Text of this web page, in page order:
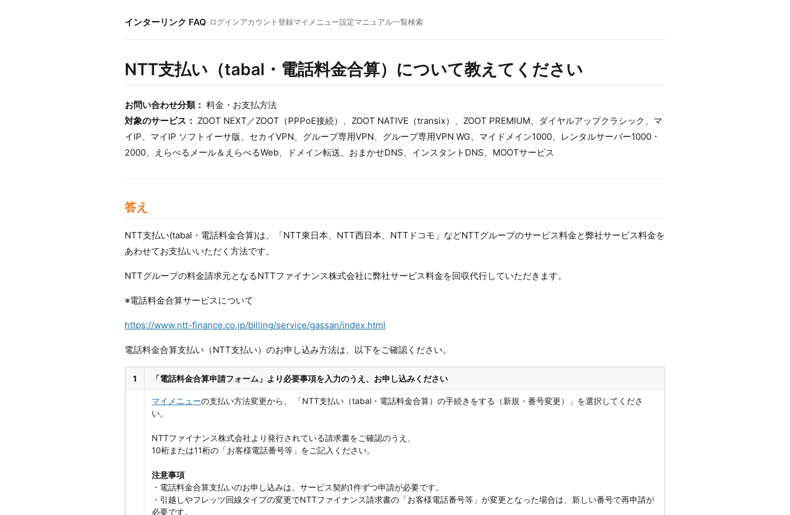
インターリンク FAQ ログインアカウント登録マイメニュー設定マニュアル一覧検索
NTT支払い（tabal・電話料金合算）について教えてください
お問い合わせ分類： 料金・お支払方法
対象のサービス： ZOOT NEXT／ZOOT（PPPoE接続）、ZOOT NATIVE（transix）、ZOOT PREMIUM、ダイヤルアップクラシック、マ
イIP、マイIP ソフトイーサ版、セカイVPN、グループ専用VPN、グループ専用VPN WG、マイドメイン1000、レンタルサーバー1000・
2000、えらべるメール＆えらべるWeb、ドメイン転送、おまかせDNS、インスタントDNS、MOOTサービス
答え
NTT支払い(tabal・電話料金合算)は、「NTT東日本、NTT西日本、NTTドコモ」などNTTグループのサービス料金と弊社サービス料金を
あわせてお支払いいただく方法です。
NTTグループの料金請求元となるNTTファイナンス株式会社に弊社サービス料金を回収代行していただきます。
※電話料金合算サービスについて
https://www.ntt-finance.co.jp/billing/service/gassan/index.html
電話料金合算支払い（NTT支払い）のお申し込み方法は、以下をご確認ください。
1 「電話料金合算申請フォーム」より必要事項を入力のうえ、お申し込みください
マイメニューの支払い方法変更から、 「NTT支払い（tabal・電話料金合算）の手続きをする（新規・番号変更）」を選択してくださ
い。
NTTファイナンス株式会社より発行されている請求書をご確認のうえ、
10桁または11桁の「お客様電話番号等」をご記入ください。
注意事項
・電話料金合算支払いのお申し込みは、サービス契約1件ずつ申請が必要です。
・引越しやフレッツ回線タイプの変更でNTTファイナンス請求書の「お客様電話番号等」が変更となった場合は、新しい番号で再申請が
必要です。